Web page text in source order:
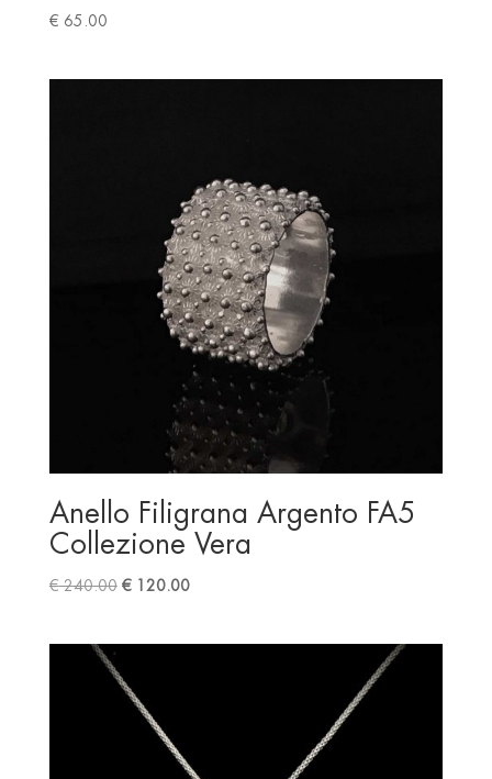
€ 65.00
Anello Filigrana Argento FA5
Collezione Vera
€240.00 Original
€120.00Current